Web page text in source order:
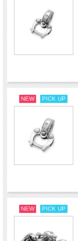
NEW PICK UP
NEW PICK UP